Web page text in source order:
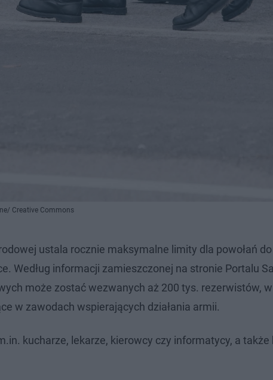
Creative Commons
ustala rocznie maksymalne limity dla powołań
Według informacji zamieszczonej na stronie Portalu
może zostać wezwanych aż 200 tys. rezerwistów,
w zawodach wspierających działania armii.
kucharze, lekarze, kierowcy czy informatycy, a